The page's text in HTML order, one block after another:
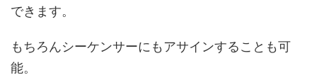
できます。
もちろんシーケンサーにもアサインすることも可
能。